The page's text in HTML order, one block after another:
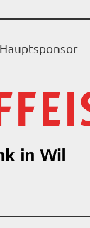
Hauptsponsor